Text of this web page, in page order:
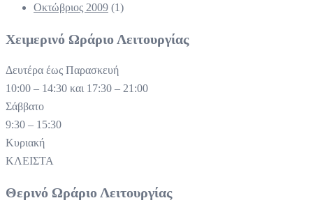
Οκτώβριος 2009 (1)
Χειμερινό Ωράριο Λειτουργίας
Δευτέρα έως Παρασκευή
10:00 – 14:30 και 17:30 – 21:00
Σάββατο
9:30 – 15:30
Κυριακή
ΚΛΕΙΣΤΑ
Θερινό Ωράριο Λειτουργίας